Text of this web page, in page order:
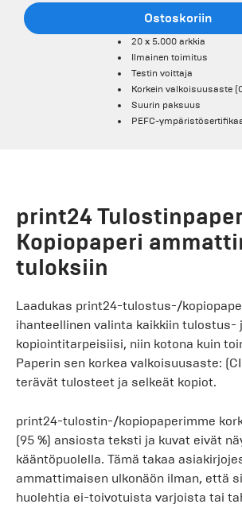
Ostoskoriin
20 x 5.000 arkkia
Ilmainen toimitus
Testin voittaja
Korkein valkoisuusaste
Suurin paksuus
PEFC-
print24
Kopiopaperi
tuloksiin
Laadukas print24-tulostus-/
ihanteellinen valinta kaikkiin tulostus-
kopiointitarpeisiisi, niin kotona kuin
Paperin sen korkea valkoisuusaste:
terävät tulosteet ja selkeät kopiot.
print24-tulostin-/kopiopaperimme
(95 %) ansiosta teksti ja kuvat eivät
kääntöpuolella. Tämä takaa
ammattimaisen ulkonäön ilman, että
huolehtia ei-toivotuista varjoista tai